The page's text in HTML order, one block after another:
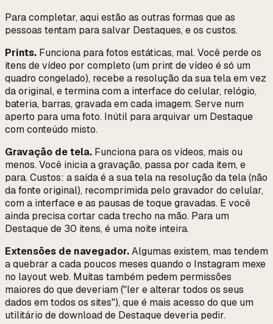
Para completar, aqui estão as outras formas que as
pessoas tentam para salvar Destaques, e os custos.
Prints. Funciona para fotos estáticas, mal. Você perde os
itens de vídeo por completo (um print de vídeo é só um
quadro congelado), recebe a resolução da sua tela em vez
da original, e termina com a interface do celular, relógio,
bateria, barras, gravada em cada imagem. Serve num
aperto para uma foto. Inútil para arquivar um Destaque
com conteúdo misto.
Gravação de tela. Funciona para os vídeos, mais ou
menos. Você inicia a gravação, passa por cada item, e
para. Custos: a saída é a sua tela na resolução da tela(não
da fonte original), recomprimida pelo gravador do celular,
com a interface e as pausas de toque gravadas. E você
ainda precisa cortar cada trecho na mão. Para um
Destaque de 30 itens, é uma noite inteira.
Extensões de navegador.Algumas existem, mas tendem
a quebrar a cada poucos meses quando o Instagram mexe
no layout web. Muitas também pedem permissões
maiores do que deveriam ("ler e alterar todos os seus
dados em todos os sites"), que é mais acesso do que um
utilitário de download de Destaque deveria pedir.